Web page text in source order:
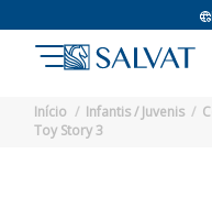
Início Infantis / Juvenis
Toy Story 3